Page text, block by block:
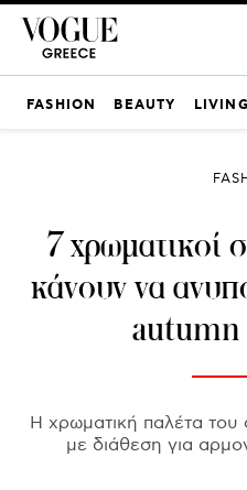
FASHION BEAUTY LIVING
7 χρωματικοί
κάνουν να
autumn
Η χρωματική παλέτα του
με διάθεση για